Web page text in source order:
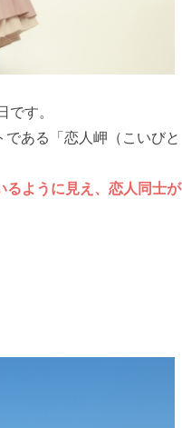
です。
ある「恋人岬（こいびと
るように見え、恋人同士が